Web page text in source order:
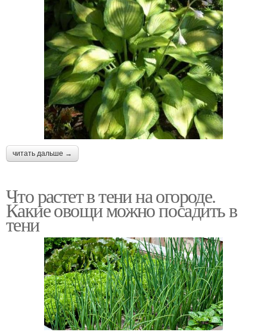
читать дальше →
Что растет в тени на огороде.
Какие овощи можно посадить в
тени